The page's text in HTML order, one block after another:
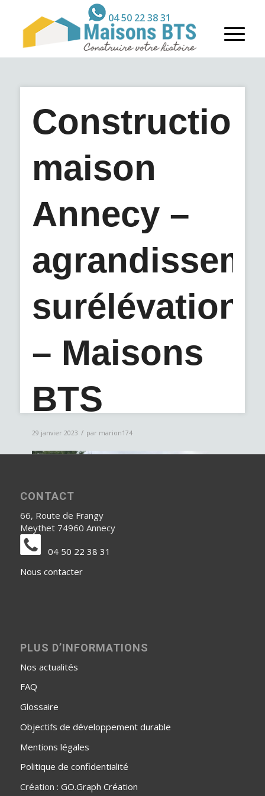
04 50 22 38 31
Construction
maison
Annecy –
surélévation
– Maisons
BTS
29 janvier 2023 / par marion174
CONTACT
66, Route de Frangy
Meythet 74960 Annecy
04 50 22 38 31
Nous contacter
PLUS D’INFORMATIONS
Nos actualités
FAQ
Glossaire
Objectifs de développement durable
Mentions légales
Politique de confidentialité
Création : GO.Graph Création